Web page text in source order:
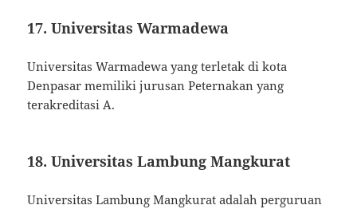
17. Universitas Warmadewa
Universitas Warmadewa yang terletak di kota
Denpasar memiliki jurusan Peternakan yang
terakreditasi A.
18. Universitas Lambung Mangkurat
Universitas Lambung Mangkurat adalah perguruan